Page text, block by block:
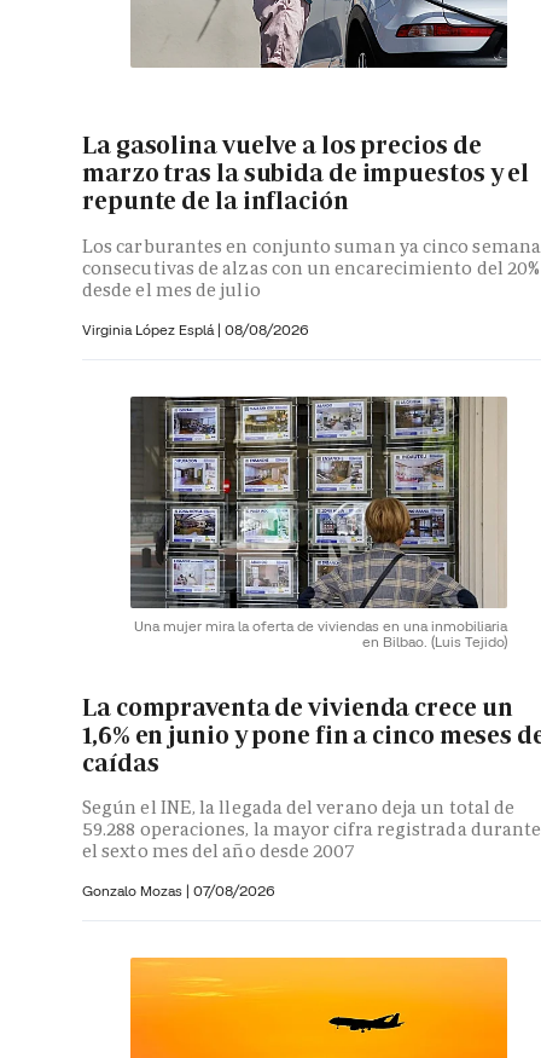
La gasolina vuelve a los precios de
marzo tras la subida de impuestos y el
repunte de la inflación
Los carburantes en conjunto suman ya cinco
consecutivas de alzas con un encarecimiento del 20%
desde el mes de julio
Virginia López Esplá | 08/08/2026
Una mujer mira la oferta de viviendas en una inmobiliaria
en Bilbao. (Luis Tejido)
La compraventa de vivienda crece un
1,6% en junio y pone fin a cinco meses
caídas
Según el INE, la llegada del verano deja un total de
59.288 operaciones, la mayor cifra registrada durante
el sexto mes del año desde 2007
Gonzalo Mozas | 07/08/2026